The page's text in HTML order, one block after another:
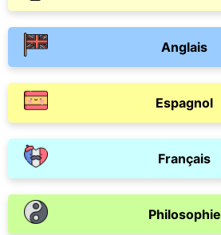
Anglais
Espagnol
Français
Philosophie